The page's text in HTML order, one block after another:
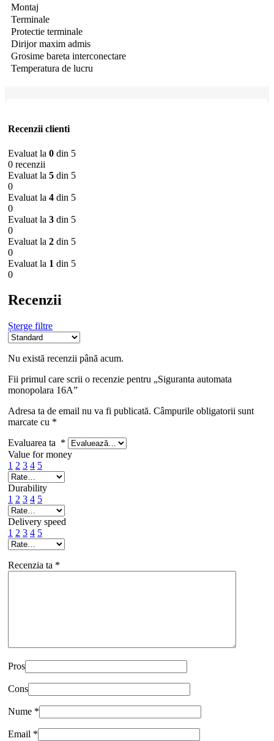
Montaj
Terminale
Protectie terminale
Dirijor maxim admis
Grosime bareta interconectare
Temperatura de lucru
Recenzii clienti
Evaluat la 0 din 5
0 recenzii
Evaluat la 5 din 5
0
Evaluat la 4 din 5
0
Evaluat la 3 din 5
0
Evaluat la 2 din 5
0
Evaluat la 1 din 5
0
Recenzii
Șterge filtre
Nu există recenzii până acum.
Fii primul care scrii o recenzie pentru „Siguranta automata
monopolara 16A”
Adresa ta de email nu va fi publicată. Câmpurile obligatorii sunt
marcate cu *
Evaluarea ta *
Value for money
1 2 3 4 5
Durability
1 2 3 4 5
Delivery speed
1 2 3 4 5
Recenzia ta *
Pros
Cons
Nume *
Email *